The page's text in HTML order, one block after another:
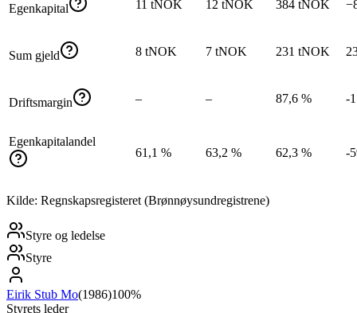
Egenkapital 11 tNOK 12 tNOK 384 tNOK
Sum gjeld 8 tNOK 7 tNOK 231 tNOK
Driftsmargin – – 87,6 % -
Egenkapitalandel
61,1 %
63,2 % 62,3 % -
Kilde: Regnskapsregisteret (Brønnøysundregistrene)
Styre og ledelse
Styre
Eirik Stub Mo(1986)100%
Styrets leder